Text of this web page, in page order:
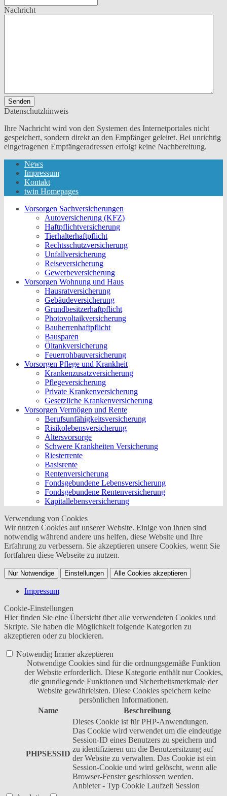
Nachricht
Senden
Datenschutzhinweis
Ihre Nachricht wird von den Systemen des Internetportales nicht
gespeichert, sondern direkt an den Empfänger geleitet. Bei unrichtig
eingetragenen Empfängeradressen erfolgt keine Nachbereitung.
News
Impressum
Kontakt
twin Homepages
Vorsorgen Sachversicherungen
Autoversicherung (KFZ)
Haftpflichtversicherung
Tierhalterhaftpflicht
Rechtsschutzversicherung
Unfallversicherung
Reiseversicherung
Gewerbeversicherung
Vorsorgen Wohnung und Haus
Hausratversicherung
Gebäudeversicherung
Grundbesitzerhaftpflicht
Photovoltaikversicherung
Bauherrenhaftpflicht
Bausparen
Öltankversicherung
Feuerrohbauversicherung
Vorsorgen Pflege und Krankheit
Krankenzusatzversicherung
Pflegeversicherung
Private Krankenversicherung
Gesetzliche Krankenversicherung
Vorsorgen Vermögen und Rente
Berufs­unfähigkeitsversicherung
Risikolebensversicherung
Altersvorsorge
Schwere Krankheiten Versicherung
Riesterrente
Basisrente
Rentenversicherung
Fondsgebundene Lebensversicherung
Fondsgebundene Rentenversicherung
Kapitallebensversicherung
Verwendung von Cookies
Wir nutzen Cookies auf unserer Website. Einige von ihnen sind
notwendig während andere uns helfen, diese Website und Ihre
Erfahrung zu verbessern. Sie akzeptieren unsere Cookies, wenn Sie
fortfahren diese Webseite zu nutzen.
Nur Notwendige Einstellungen Alle Cookies akzeptieren
Impressum
Cookie-Einstellungen
Hier finden Sie eine Übersicht über alle verwendeten Cookies und
Skripte. Sie haben die Möglichkeit folgende Kategorien zu
akzeptieren oder zu blockieren.
Notwendig Immer akzeptieren
Notwendige Cookies sind für die ordnungsgemäße Funktion
der Website erforderlich. Diese Kategorie enthält nur Cookies,
die grundlegende Funktionen und Sicherheitsmerkmale der
Website gewährleisten. Diese Cookies speichern keine
persönlichen Informationen.
Name
Beschreibung
PHPSESSID
Dieses Cookie ist für PHP-Anwendungen.
Das Cookie wird verwendet um die eindeutige
Session-ID eines Benutzers zu speichern und
zu identifizieren um die Benutzersitzung auf
der Website zu verwalten. Das Cookie ist ein
Session-Cookie und wird gelöscht, wenn alle
Browser-Fenster geschlossen werden.
Anbieter - Typ Cookie Laufzeit Session